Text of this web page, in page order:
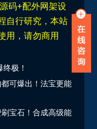
码+配外网架设
自行研究，本站
用，请勿商用
极！
都可爆出！法宝更能
刷宝石！合成高级能